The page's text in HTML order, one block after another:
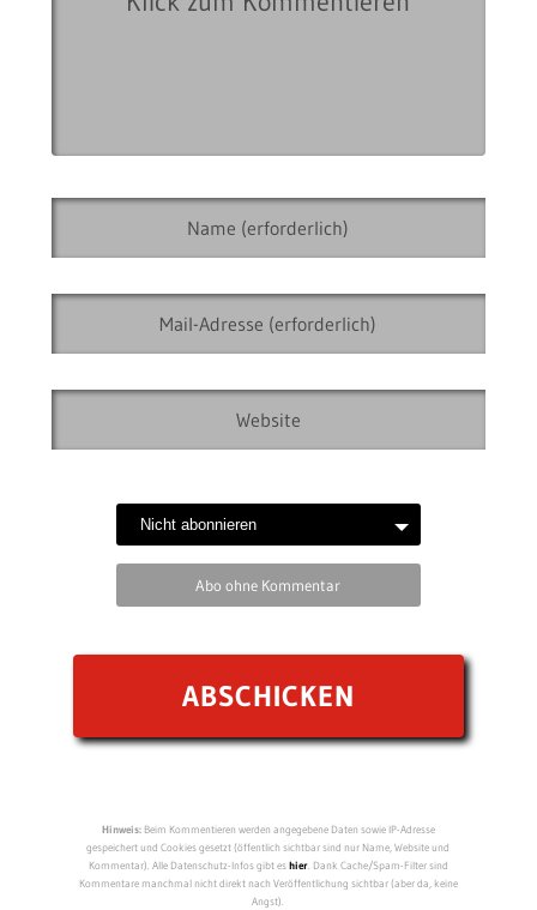
Abo ohne Kommentar
Hinweis:Beim Kommentieren werden angegebene Daten sowie IP-Adresse
gespeichert und Cookies gesetzt (öffentlich sichtbar sind nur Name, Website und
Kommentar). Alle Datenschutz-Infos gibt eshier. Dank Cache/Spam-Filter sind
Kommentare manchmal nicht direkt nach Veröffentlichung sichtbar (aber da, keine
Angst).